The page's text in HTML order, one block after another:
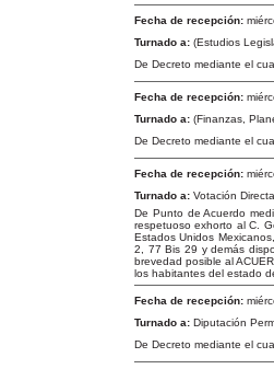
Fecha de recepción:
Turnado a: (Estudios
De Decreto mediante el
Fecha de recepción:
Turnado a: (Finanzas,
De Decreto mediante el
Fecha de recepción:
Turnado a: Votación
De Punto de Acuerdo
respetuoso exhorto al C.
Estados Unidos
2, 77 Bis 29 y demás
brevedad posible al
los habitantes del estado
Fecha de recepción:
Turnado a: Diputación
De Decreto mediante el